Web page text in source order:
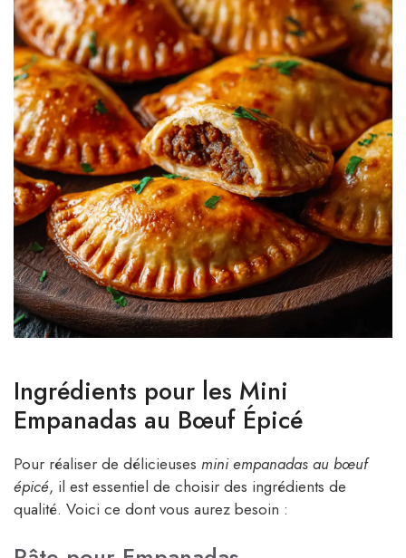
Ingrédients pour les Mini
Empanadas au Bœuf Épicé
Pour réaliser de délicieuses mini empanadas au bœuf
épicé, il est essentiel de choisir des ingrédients de
qualité. Voici ce dont vous aurez besoin :